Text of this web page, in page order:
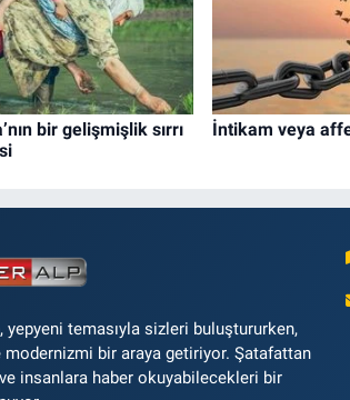
bir gelişmişlik sırrı
İntikam veya
yepyeni temasıyla sizleri buluştururken,
modernizmi bir araya getiriyor. Şatafattan
ve insanlara haber okuyabilecekleri bir